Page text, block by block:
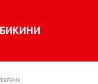
БИКИНИ